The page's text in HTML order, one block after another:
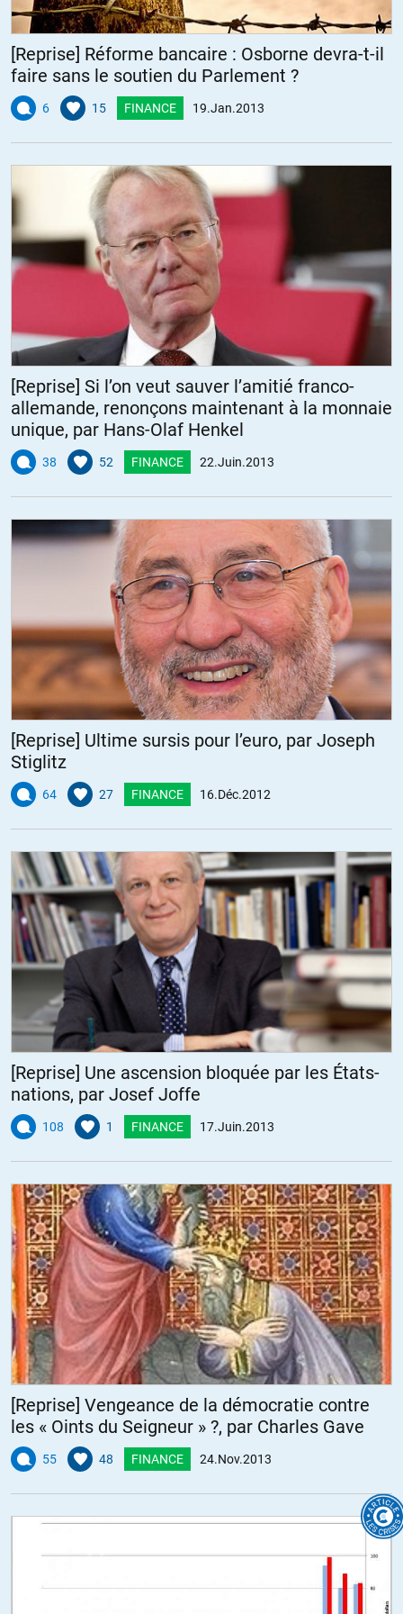
[Reprise] Réforme bancaire : Osborne devra-t-il
faire sans le soutien du Parlement ?
6 15 FINANCE 19.Jan.2013
[Reprise] Si l’on veut sauver l’amitié franco-
allemande, renonçons maintenant à la monnaie
unique, par Hans-Olaf Henkel
38 52 FINANCE 22.Juin.2013
[Reprise] Ultime sursis pour l’euro, par Joseph
Stiglitz
64 27 FINANCE 16.Déc.2012
[Reprise] Une ascension bloquée par les États-
nations, par Josef Joffe
108 1 FINANCE 17.Juin.2013
[Reprise] Vengeance de la démocratie contre
les « Oints du Seigneur » ?, par Charles Gave
55 48 FINANCE 24.Nov.2013